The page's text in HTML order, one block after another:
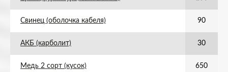
Свинец (оболочка кабеля) 90
АКБ (карболит) 30
Медь 2 сорт (кусок) 650